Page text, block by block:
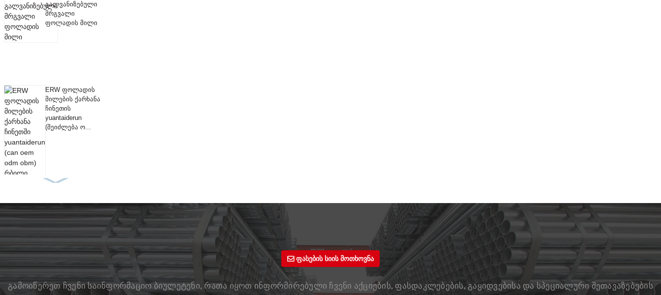
გალვანიზებული
მრგვალი
ფოლადის მილი
ERW ფოლადის
მილების ქარხანა
ჩინეთის
yuantaiderun
(შეიძლება ო...
ფასების სიის მოთხოვნა
გამოიწერეთ ჩვენი საინფორმაციო ბიულეტენი, რათა იყოთ ინფორმირებული ჩვენი აქციების, ფასდაკლებების, გაყიდვებისა და სპეციალური შეთავაზებების